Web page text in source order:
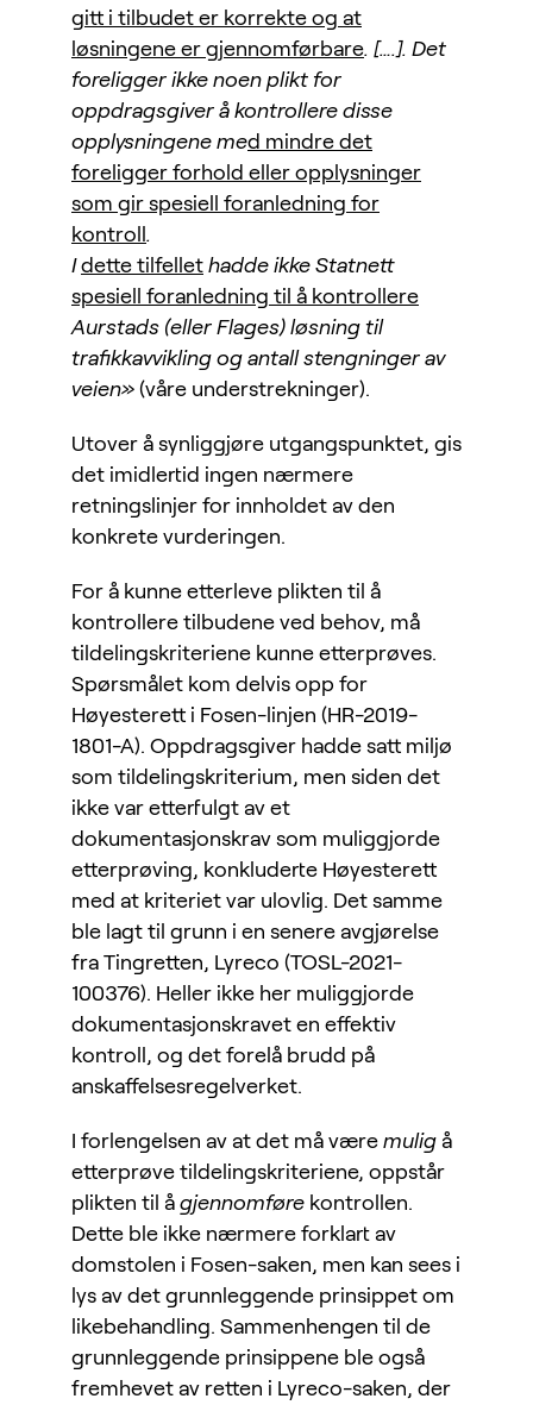
gitt i tilbudet er korrekte og at
løsningene er gjennomførbare. [….]. Det
foreligger ikke noen plikt for
oppdragsgiver å kontrollere disse
opplysningene med mindre det
foreligger forhold eller opplysninger
som gir spesiell foranledning for
kontroll.
Idette tilfellet hadde ikke Statnett
spesiell foranledning til å kontrollere
Aurstads (eller Flages) løsning til
trafikkavvikling og antall stengninger av
veien» (våre understrekninger).
Utover å synliggjøre utgangspunktet, gis
det imidlertid ingen nærmere
retningslinjer for innholdet av den
konkrete vurderingen.
For å kunne etterleve plikten til å
kontrollere tilbudene ved behov, må
tildelingskriteriene kunne etterprøves.
Spørsmålet kom delvis opp for
Høyesterett i Fosen-linjen (HR-2019-
1801-A). Oppdragsgiver hadde satt miljø
som tildelingskriterium, men siden det
ikke var etterfulgt av et
dokumentasjonskrav som muliggjorde
etterprøving, konkluderte Høyesterett
med at kriteriet var ulovlig. Det samme
ble lagt til grunn i en senere avgjørelse
fra Tingretten, Lyreco (TOSL-2021-
100376). Heller ikke her muliggjorde
dokumentasjonskravet en effektiv
kontroll, og det forelå brudd på
anskaffelsesregelverket.
I forlengelsen av at det må være mulig å
etterprøve tildelingskriteriene, oppstår
plikten til å gjennomføre kontrollen.
Dette ble ikke nærmere forklart av
domstolen i Fosen-saken, men kan sees i
lys av det grunnleggende prinsippet om
likebehandling. Sammenhengen til de
grunnleggende prinsippene ble også
fremhevet av retten i Lyreco-saken, der